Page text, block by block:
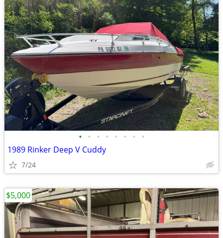
• • • • • • • •
1989 Rinker Deep V Cuddy
7/24
$5,000